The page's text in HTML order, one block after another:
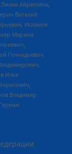
Айратовна,
Виталий
Исламов
Марина
Геннадьевич,
Илья
Владимир